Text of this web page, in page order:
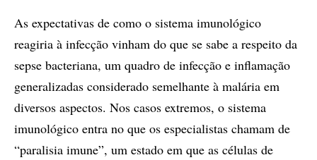
As expectativas de como o sistema imunológico
reagiria à infecção vinham do que se sabe a respeito da
sepse bacteriana, um quadro de infecção e inflamação
generalizadas considerado semelhante à malária em
diversos aspectos. Nos casos extremos, o sistema
imunológico entra no que os especialistas chamam de
“paralisia imune”, um estado em que as células de